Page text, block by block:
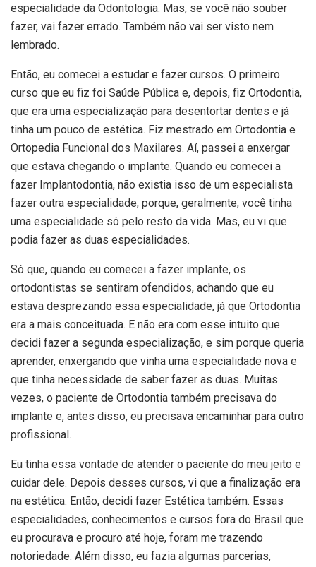
especialidade da Odontologia. Mas, se você não souber
fazer, vai fazer errado. Também não vai ser visto nem
lembrado.
Então, eu comecei a estudar e fazer cursos. O primeiro
curso que eu fiz foi Saúde Pública e, depois, fiz Ortodontia,
que era uma especialização para desentortar dentes e já
tinha um pouco de estética. Fiz mestrado em Ortodontia e
Ortopedia Funcional dos Maxilares. Aí, passei a enxergar
que estava chegando o implante. Quando eu comecei a
fazer Implantodontia, não existia isso de um especialista
fazer outra especialidade, porque, geralmente, você tinha
uma especialidade só pelo resto da vida. Mas, eu vi que
podia fazer as duas especialidades.
Só que, quando eu comecei a fazer implante, os
ortodontistas se sentiram ofendidos, achando que eu
estava desprezando essa especialidade, já que Ortodontia
era a mais conceituada. E não era com esse intuito que
decidi fazer a segunda especialização, e sim porque queria
aprender, enxergando que vinha uma especialidade nova e
que tinha necessidade de saber fazer as duas. Muitas
vezes, o paciente de Ortodontia também precisava do
implante e, antes disso, eu precisava encaminhar para outro
profissional.
Eu tinha essa vontade de atender o paciente do meu jeito e
cuidar dele. Depois desses cursos, vi que a finalização era
na estética. Então, decidi fazer Estética também. Essas
especialidades, conhecimentos e cursos fora do Brasil que
eu procurava e procuro até hoje, foram me trazendo
notoriedade. Além disso, eu fazia algumas parcerias,